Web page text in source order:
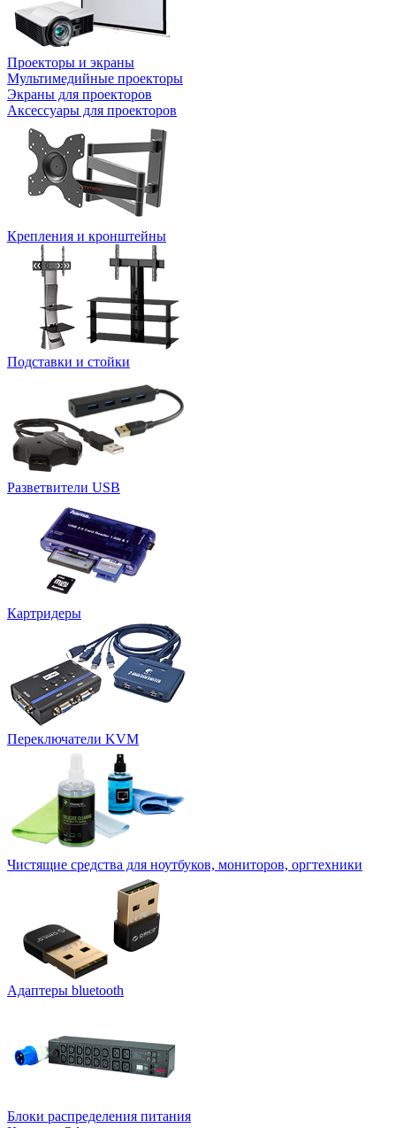
Проекторы и экраны
Мультимедийные проекторы
Экраны для проекторов
Аксессуары для проекторов
Крепления и кронштейны
Подставки и стойки
Разветвители USB
Картридеры
Переключатели KVM
Чистящие средства для ноутбуков, мониторов, оргтехники
Адаптеры bluetooth
Блоки распределения питания